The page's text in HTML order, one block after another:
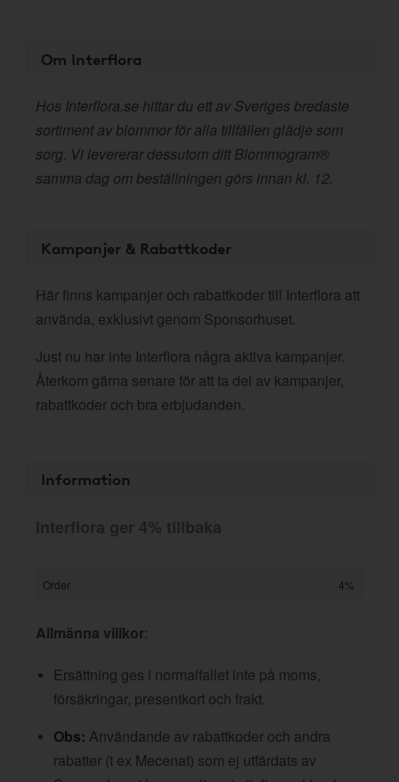
Om Interflora
Hos Interflora.se hittar du ett av Sveriges bredaste
sortiment av blommor för alla tillfällen glädje som
sorg. Vi levererar dessutom ditt Blommogram®
samma dag om beställningen görs innan kl. 12.
Kampanjer & Rabattkoder
Här finns kampanjer och rabattkoder till Interflora att
använda, exklusivt genom Sponsorhuset.
Just nu har inte Interflora några aktiva kampanjer.
Återkom gärna senare för att ta del av kampanjer,
rabattkoder och bra erbjudanden.
Information
Interflora ger 4% tillbaka
Order 4%
Allmänna villkor:
Ersättning ges i normalfallet inte på moms,
försäkringar, presentkort och frakt.
Obs: Användande av rabattkoder och andra
rabatter (t ex Mecenat) som ej utfärdats av